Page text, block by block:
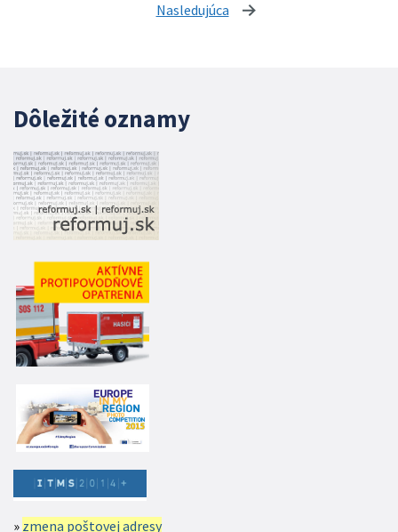
Nasledujúca stránka
Dôležité oznamy
zmena poštovej adresy